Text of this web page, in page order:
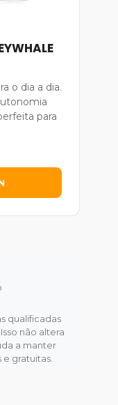
o dia a dia.
para
qualificadas
não altera
a manter
gratuitas.